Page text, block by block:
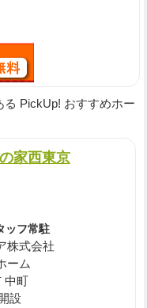
PickUp! おすすめホー
家西東京
ッフ常駐
株式会社
ーム
中町
設